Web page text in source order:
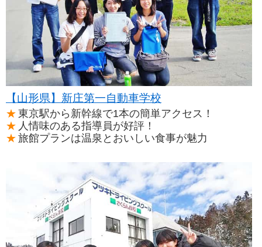
【山形県】新庄第一自動車学校
東京駅から新幹線で1本の簡単アクセス！
人情味のある指導員が好評！
旅館プランは温泉とおいしい食事が魅力